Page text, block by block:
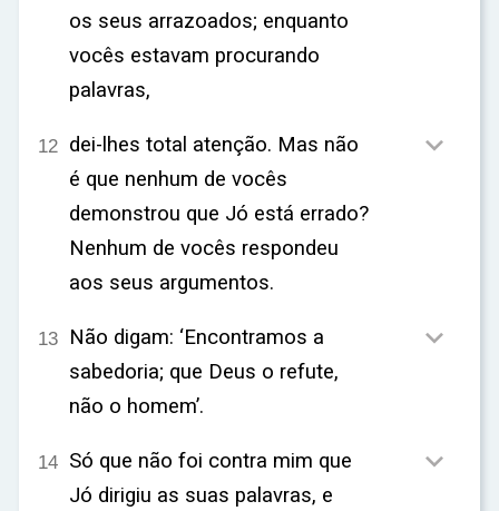
os seus arrazoados; enquanto
vocês estavam procurando
palavras,
12 dei-lhes total atenção. Mas não
é que nenhum de vocês
demonstrou que Jó está errado?
Nenhum de vocês respondeu
aos seus argumentos.

13 Não digam: ‘Encontramos a
sabedoria; que Deus o refute,
não o homem’.

14 Só que não foi contra mim que
Jó dirigiu as suas palavras, e
